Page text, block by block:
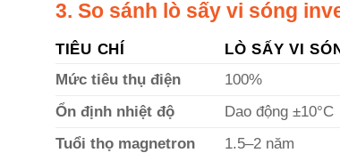
3. So sánh lò sấy vi sóng
TIÊU CHÍ LÒ SẤY VI
Mức tiêu thụ điện
100%
Ổn định nhiệt độ
Dao động ±10°C
Tuổi thọ magnetron
1.5–2 năm